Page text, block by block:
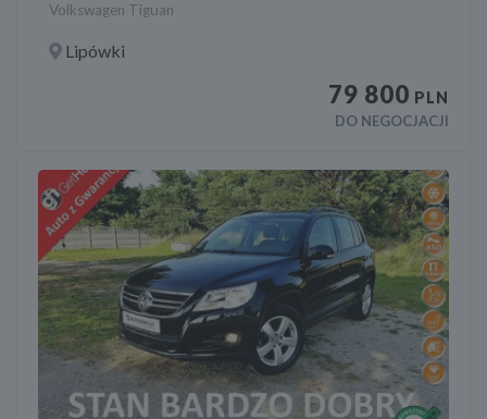
Volkswagen Tiguan
Lipówki
79 800 PLN
DO NEGOCJACJI